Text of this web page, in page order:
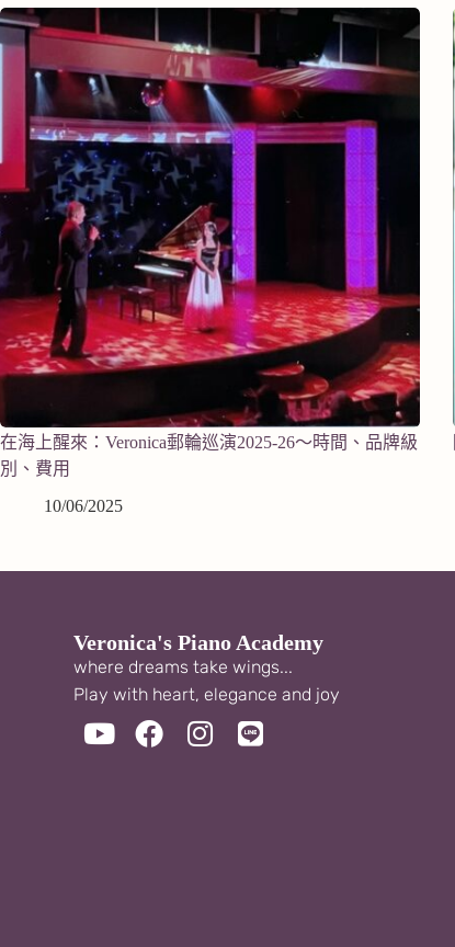
在海上醒來：Veronica郵輪巡演2025-26～時間、品牌級
別、費用
10/06/2025
Veronica's Piano Academy
where dreams take wings...
Play with heart, elegance and joy